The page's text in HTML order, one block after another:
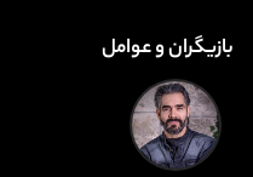
بازیگران و عوامل